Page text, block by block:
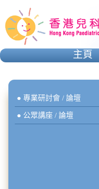
● 專業研討會 / 論壇
● 公眾講座 / 論壇
主頁